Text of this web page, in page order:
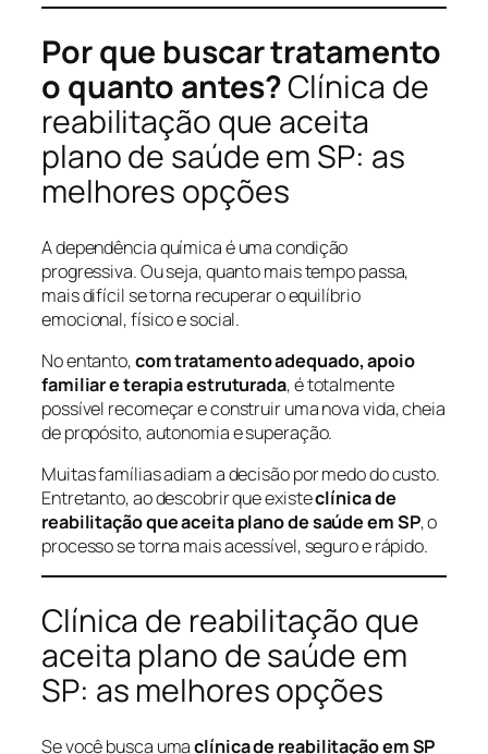
Por que buscar tratamento
o quanto antes?Clínica de
reabilitação que aceita
plano de saúde em SP: as
melhores opções
A dependência química é uma condição
progressiva. Ou seja, quanto mais tempo passa,
mais difícil se torna recuperar o equilíbrio
emocional, físico e social.
No entanto,com tratamento adequado, apoio
familiar e terapia estruturada, é totalmente
possível recomeçar e construir uma nova vida, cheia
de propósito, autonomia e superação.
Muitas famílias adiam a decisão por medo do custo.
Entretanto, ao descobrir que existeclínica de
reabilitação que aceita plano de saúde em SP, o
processo se torna mais acessível, seguro e rápido.
Clínica de reabilitação que
aceita plano de saúde em
SP: as melhores opções
Se você busca umaclínica de reabilitação em SP